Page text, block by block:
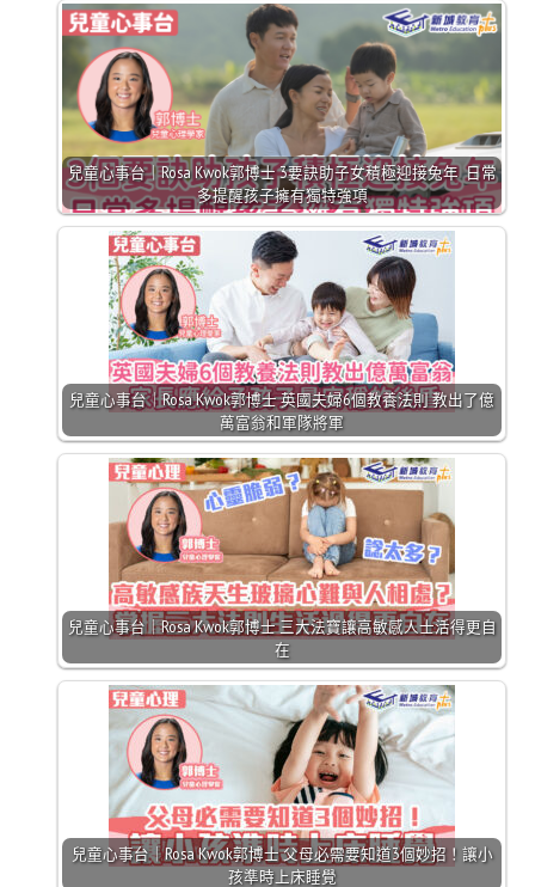
兒童心事台｜Rosa Kwok郭博士 3要訣助子女積極迎接兔年 日常
多提醒孩子擁有獨特強項
兒童心事台｜Rosa Kwok郭博士 英國夫婦6個教養法則 教出了億
萬富翁和軍隊將軍
兒童心事台｜Rosa Kwok郭博士 三大法寶讓高敏感人士活得更自
在
兒童心事台｜Rosa Kwok郭博士 父母必需要知道3個妙招！讓小
孩準時上床睡覺